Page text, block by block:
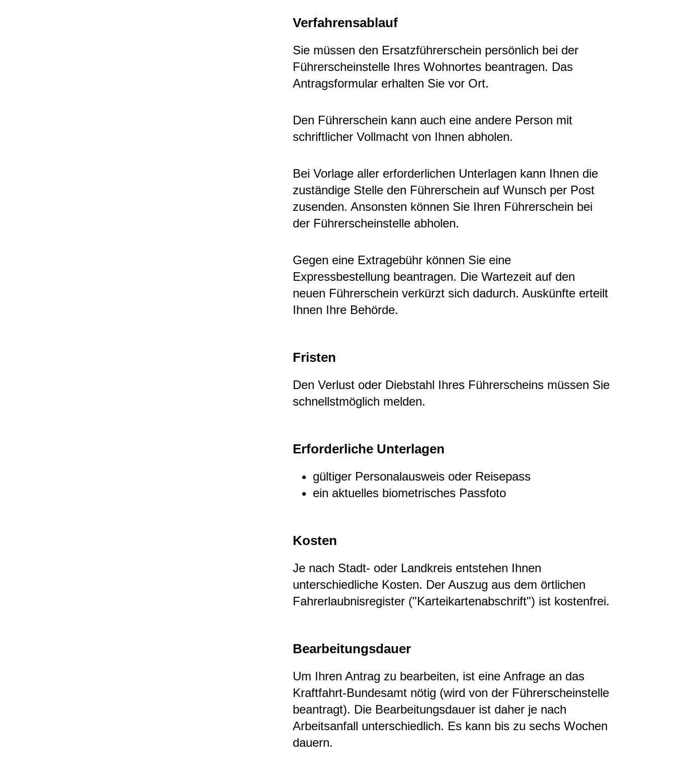
Verfahrensablauf
Sie müssen den Ersatzführerschein persönlich bei der
Führerscheinstelle Ihres Wohnortes beantragen. Das
Antragsformular erhalten Sie vor Ort.
Den Führerschein kann auch eine andere Person mit
schriftlicher Vollmacht von Ihnen abholen.
Bei Vorlage aller erforderlichen Unterlagen kann Ihnen die
zuständige Stelle den Führerschein auf Wunsch per Post
zusenden. Ansonsten können Sie Ihren Führerschein bei
der Führerscheinstelle abholen.
Gegen eine Extragebühr können Sie eine
Expressbestellung beantragen. Die Wartezeit auf den
neuen Führerschein verkürzt sich dadurch. Auskünfte erteilt
Ihnen Ihre Behörde.
Fristen
Den Verlust oder Diebstahl Ihres Führerscheins müssen Sie
schnellstmöglich melden.
Erforderliche Unterlagen
gültiger Personalausweis oder Reisepass
ein aktuelles biometrisches Passfoto
Kosten
Je nach Stadt- oder Landkreis entstehen Ihnen
unterschiedliche Kosten. Der Auszug aus dem örtlichen
Fahrerlaubnisregister ("Karteikartenabschrift") ist kostenfrei.
Bearbeitungsdauer
Um Ihren Antrag zu bearbeiten, ist eine Anfrage an das
Kraftfahrt-Bundesamt nötig (wird von der Führerscheinstelle
beantragt). Die Bearbeitungsdauer ist daher je nach
Arbeitsanfall unterschiedlich. Es kann bis zu sechs Wochen
dauern.